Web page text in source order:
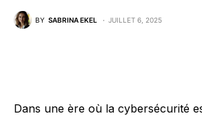
BY SABRINA EKEL JUILLET 6, 2025
Dans une ère où la cybersécurité